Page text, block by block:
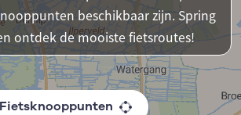
beschikbaar zijn. Spring
ontdek de mooiste fietsroutes!
Fietsknooppunten